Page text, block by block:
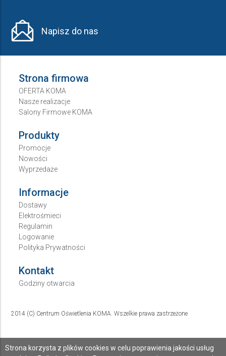
Strona korzysta z plików cookies w celu poprawienia jakości usług
Napisz do nas
Strona firmowa
OFERTA KOMA
Nasze realizacje
Salony Firmowe KOMA
Produkty
Promocje
Nowości
Wyprzedaże
Informacje
Dostawy
Elektrośmieci
Regulamin
Logowanie
Polityka Prywatności
Kontakt
Godziny otwarcia
2014 (C) Centrum Oświetlenia KOMA. Wszelkie prawa zastrzeżone